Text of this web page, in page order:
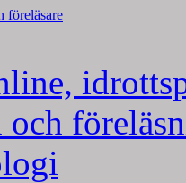
föreläsare